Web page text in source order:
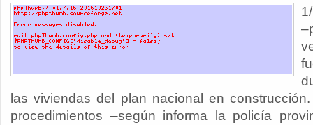
las viviendas del plan nacional en
procedimientos –según informa la policía